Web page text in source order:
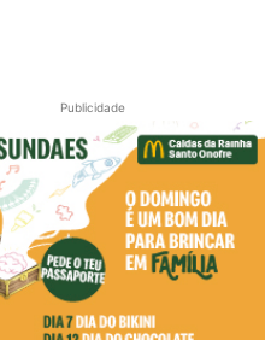
Publicidade